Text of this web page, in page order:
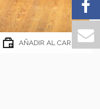
AÑADIR AL CARRITO